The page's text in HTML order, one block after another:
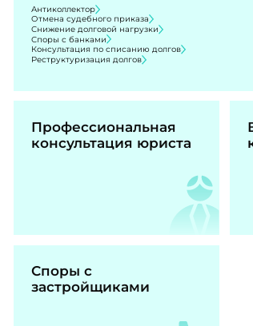
Антиколлектор
Отмена судебного приказа
Снижение долговой нагрузки
Споры с банками
Консультация по списанию долгов
Реструктуризация долгов
Профессиональная
консультация юриста
Споры с
застройщиками